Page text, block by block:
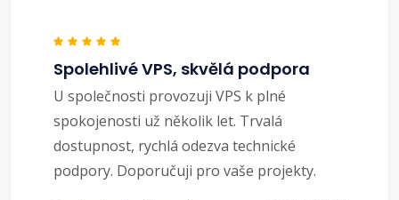
Spolehlivé VPS, skvělá podpora
U společnosti provozuji VPS k plné
spokojenosti už několik let. Trvalá
dostupnost, rychlá odezva technické
podpory. Doporučuji pro vaše projekty.